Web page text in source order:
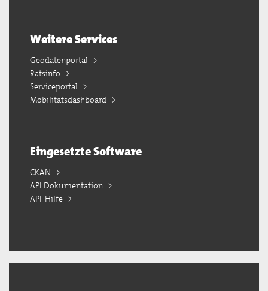
Weitere Services
Geodatenportal
Ratsinfo
Serviceportal
Mobilitätsdashboard
Eingesetzte Software
CKAN
API Dokumentation
API-Hilfe